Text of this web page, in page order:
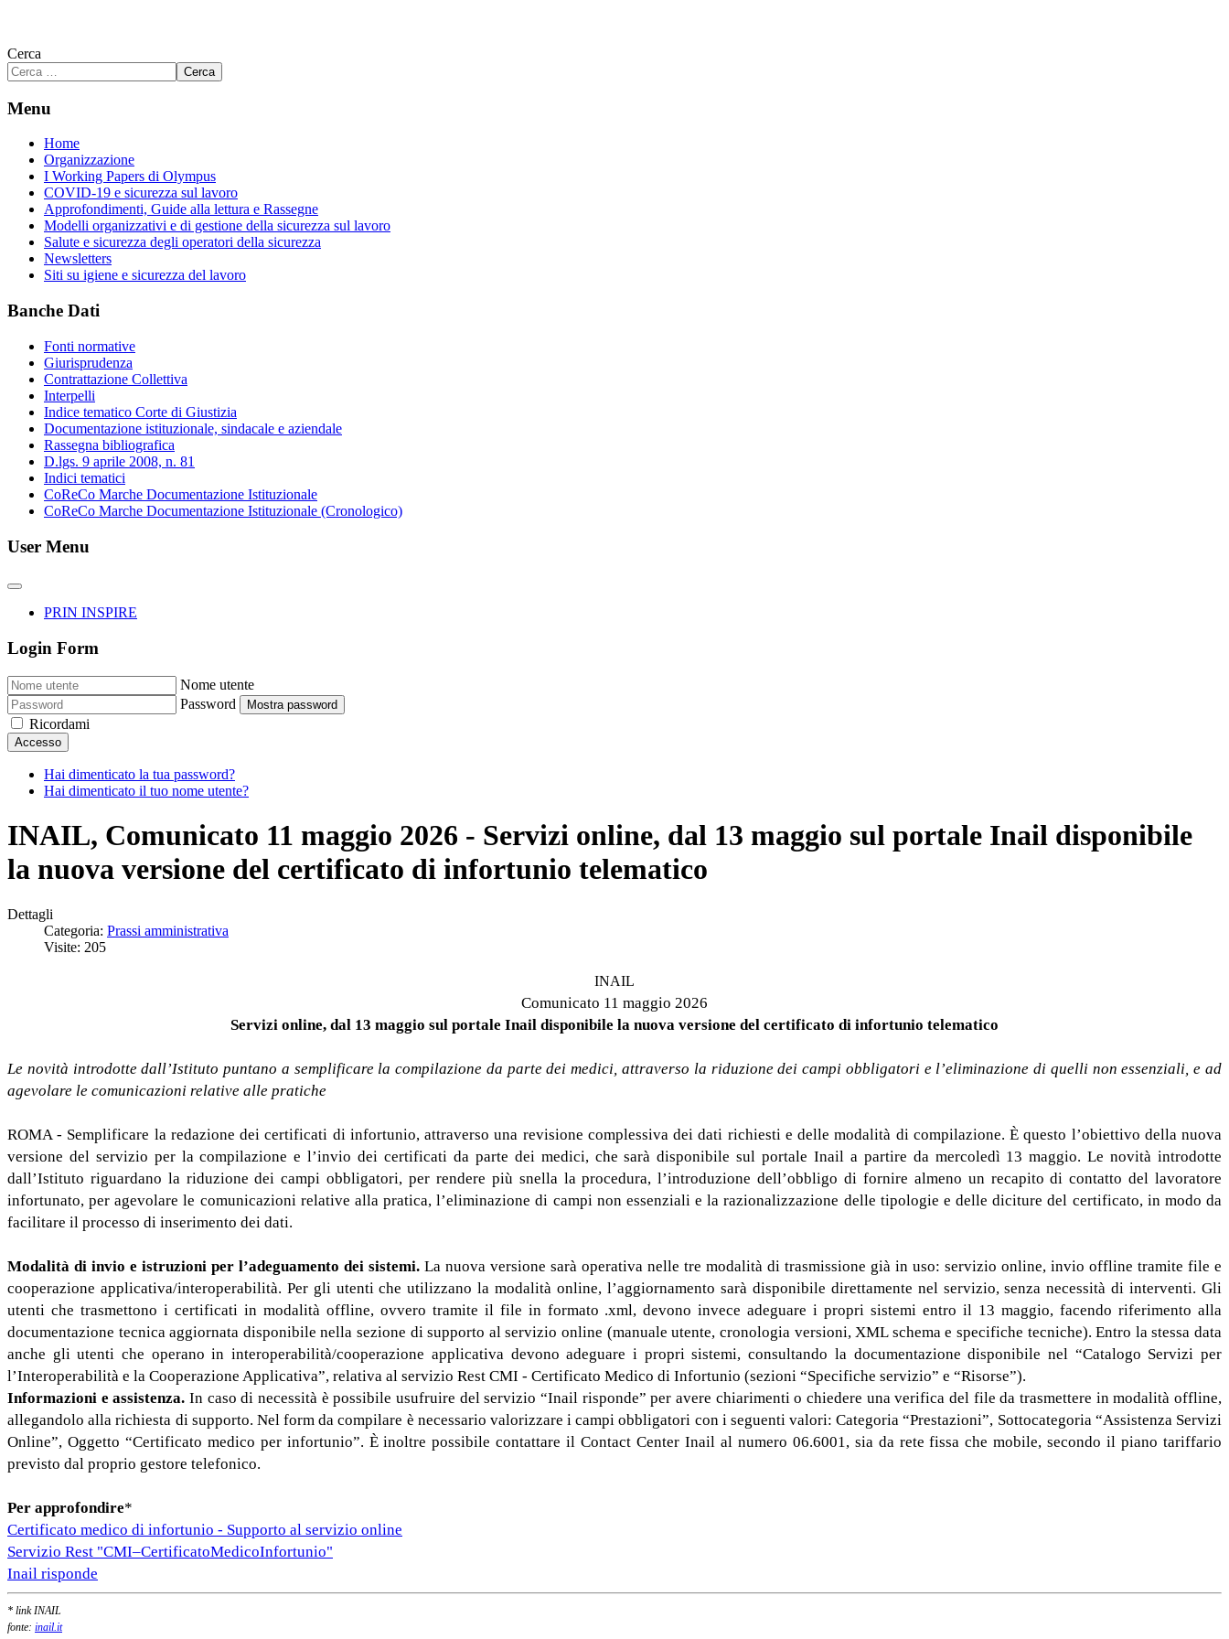
Cerca
Cerca
Menu
Home
Organizzazione
I Working Papers di Olympus
COVID-19 e sicurezza sul lavoro
Approfondimenti, Guide alla lettura e Rassegne
Modelli organizzativi e di gestione della sicurezza sul lavoro
Salute e sicurezza degli operatori della sicurezza
Newsletters
Siti su igiene e sicurezza del lavoro
Banche Dati
Fonti normative
Giurisprudenza
Contrattazione Collettiva
Interpelli
Indice tematico Corte di Giustizia
Documentazione istituzionale, sindacale e aziendale
Rassegna bibliografica
D.lgs. 9 aprile 2008, n. 81
Indici tematici
CoReCo Marche Documentazione Istituzionale
CoReCo Marche Documentazione Istituzionale (Cronologico)
User Menu
PRIN INSPIRE
Login Form
Nome utente
Password
Mostra password
Ricordami
Accesso
Hai dimenticato la tua password?
Hai dimenticato il tuo nome utente?
INAIL, Comunicato 11 maggio 2026 - Servizi online, dal 13 maggio sul portale Inail disponibile
la nuova versione del certificato di infortunio telematico
Dettagli
Categoria: Prassi amministrativa
Visite: 205
INAIL
Comunicato 11 maggio 2026
Servizi online, dal 13 maggio sul portale Inail disponibile la nuova versione del certificato di infortunio telematico
Le novità introdotte dall’Istituto puntano a semplificare la compilazione da parte dei medici, attraverso la riduzione dei campi obbligatori e l’eliminazione di quelli non essenziali, e ad
agevolare le comunicazioni relative alle pratiche
ROMA - Semplificare la redazione dei certificati di infortunio, attraverso una revisione complessiva dei dati richiesti e delle modalità di compilazione. È questo l’obiettivo della nuova
versione del servizio per la compilazione e l’invio dei certificati da parte dei medici, che sarà disponibile sul portale Inail a partire da mercoledì 13 maggio. Le novità introdotte
dall’Istituto riguardano la riduzione dei campi obbligatori, per rendere più snella la procedura, l’introduzione dell’obbligo di fornire almeno un recapito di contatto del lavoratore
infortunato, per agevolare le comunicazioni relative alla pratica, l’eliminazione di campi non essenziali e la razionalizzazione delle tipologie e delle diciture del certificato, in modo da
facilitare il processo di inserimento dei dati.
Modalità di invio e istruzioni per l’adeguamento dei sistemi. La nuova versione sarà operativa nelle tre modalità di trasmissione già in uso: servizio online, invio offline tramite file e
cooperazione applicativa/interoperabilità. Per gli utenti che utilizzano la modalità online, l’aggiornamento sarà disponibile direttamente nel servizio, senza necessità di interventi. Gli
utenti che trasmettono i certificati in modalità offline, ovvero tramite il file in formato .xml, devono invece adeguare i propri sistemi entro il 13 maggio, facendo riferimento alla
documentazione tecnica aggiornata disponibile nella sezione di supporto al servizio online (manuale utente, cronologia versioni, XML schema e specifiche tecniche). Entro la stessa data
anche gli utenti che operano in interoperabilità/cooperazione applicativa devono adeguare i propri sistemi, consultando la documentazione disponibile nel “Catalogo Servizi per
l’Interoperabilità e la Cooperazione Applicativa”, relativa al servizio Rest CMI - Certificato Medico di Infortunio (sezioni “Specifiche servizio” e “Risorse”).
Informazioni e assistenza. In caso di necessità è possibile usufruire del servizio “Inail risponde” per avere chiarimenti o chiedere una verifica del file da trasmettere in modalità offline,
allegandolo alla richiesta di supporto. Nel form da compilare è necessario valorizzare i campi obbligatori con i seguenti valori: Categoria “Prestazioni”, Sottocategoria “Assistenza Servizi
Online”, Oggetto “Certificato medico per infortunio”. È inoltre possibile contattare il Contact Center Inail al numero 06.6001, sia da rete fissa che mobile, secondo il piano tariffario
previsto dal proprio gestore telefonico.
Per approfondire*
Certificato medico di infortunio - Supporto al servizio online
Servizio Rest "CMI–CertificatoMedicoInfortunio"
Inail risponde
* link INAIL
fonte: inail.it